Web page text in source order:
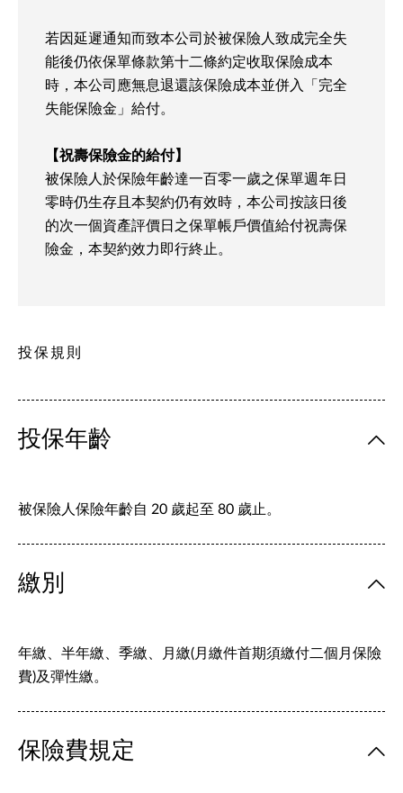
若因延遲通知而致本公司於被保險人致成完全失
能後仍依保單條款第十二條約定收取保險成本
時，本公司應無息退還該保險成本並併入「完全
失能保險金」給付。
【祝壽保險金的給付】
被保險人於保險年齡達一百零一歲之保單週年日
零時仍生存且本契約仍有效時，本公司按該日後
的次一個資產評價日之保單帳戶價值給付祝壽保
險金，本契約效力即行終止。
投保規則
投保年齡
被保險人保險年齡自 20 歲起至 80 歲止。
繳別
年繳、半年繳、季繳、月繳(月繳件首期須繳付二個月保險
費)及彈性繳。
保險費規定